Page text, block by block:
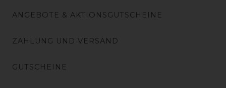
ANGEBOTE & AKTIONSGUTSCHEINE
ZAHLUNG UND VERSAND
GUTSCHEINE